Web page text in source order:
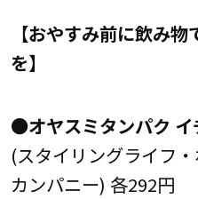
【おやすみ前に飲み
を】
●オヤスミタンパク イ
(スタイリングライフ
カンパニー) 各292円